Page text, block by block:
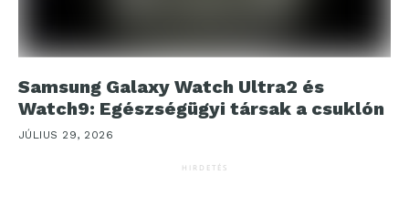
Samsung Galaxy Watch Ultra2 és
Watch9: Egészségügyi társak a csuklón
JÚLIUS 29, 2026
HIRDETÉS